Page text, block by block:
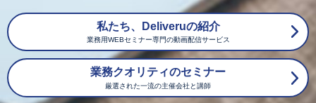
いう名称のもと、全国の企業・組織から“クオリティ”に
関する事例発表を行っております。
本年は、特別講演、企画セッション、一般事例発表、な
らびに「日本品質奨励賞」の受賞報告講演会と充実した
プログラム構成で開催準備を進めております。
企画セッションは、多方面の業界から時代にあった品質
私たち、Deliveruの紹介
業務用WEBセミナー専門の動画配信サービス
業務クオリティのセミナー
厳選された一流の主催会社と講師